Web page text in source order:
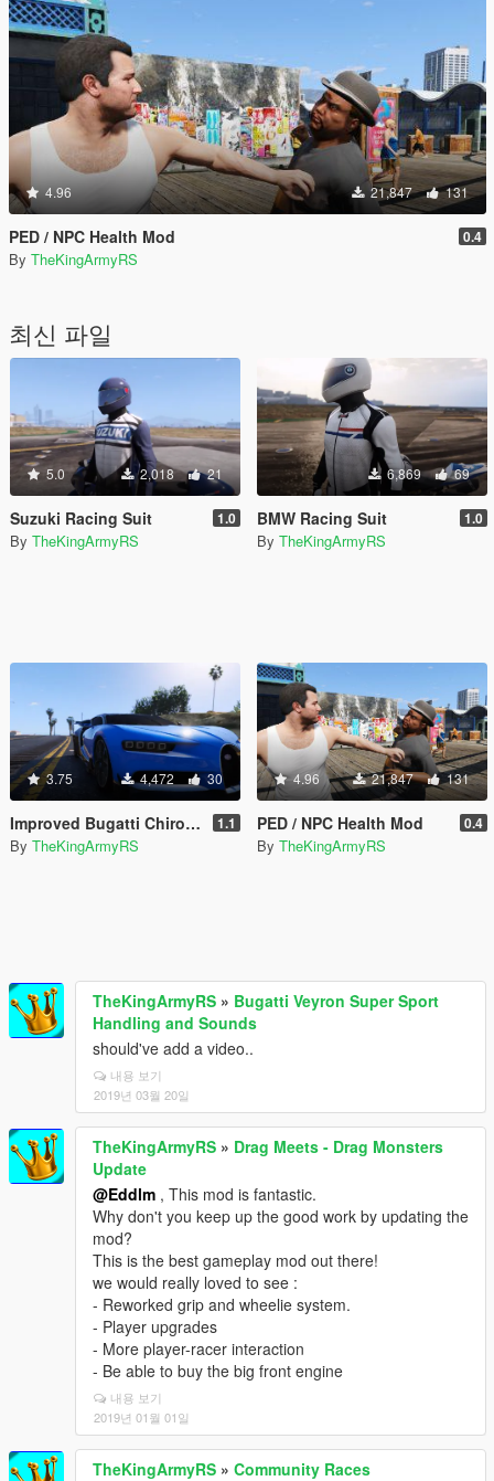
4.96 21,847 131
PED / NPC Health Mod 0.4
By TheKingArmyRS
최신 파일
5.0 2,018 21
Suzuki Racing Suit 1.0
By TheKingArmyRS
6,869 69
BMW Racing Suit 1.0
By TheKingArmyRS
3.75 4,472 30
Improved Bugatti Chiron Handling Mod 1.1
By TheKingArmyRS
4.96 21,847 131
PED / NPC Health Mod 0.4
By TheKingArmyRS
TheKingArmyRS » Bugatti Veyron Super Sport
Handling and Sounds
should've add a video..
내용 보기
2019년 03월 20일
TheKingArmyRS » Drag Meets - Drag Monsters
Update
@Eddlm , This mod is fantastic.
Why don't you keep up the good work by updating the
mod?
This is the best gameplay mod out there!
we would really loved to see :
- Reworked grip and wheelie system.
- Player upgrades
- More player-racer interaction
- Be able to buy the big front engine
내용 보기
2019년 01월 01일
TheKingArmyRS » Community Races